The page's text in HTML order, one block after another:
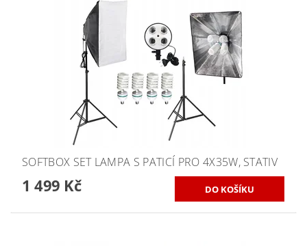
SOFTBOX SET LAMPA S PATICÍ PRO 4X35W, STATIV
1 499 Kč